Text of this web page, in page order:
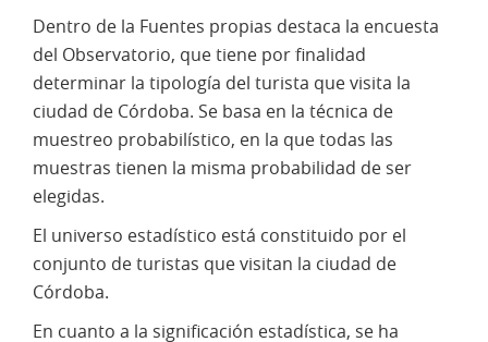
Dentro de la Fuentes propias destaca la encuesta
del Observatorio, que tiene por finalidad
determinar la tipología del turista que visita la
ciudad de Córdoba. Se basa en la técnica de
muestreo probabilístico, en la que todas las
muestras tienen la misma probabilidad de ser
elegidas.
El universo estadístico está constituido por el
conjunto de turistas que visitan la ciudad de
Córdoba.
En cuanto a la significación estadística, se ha